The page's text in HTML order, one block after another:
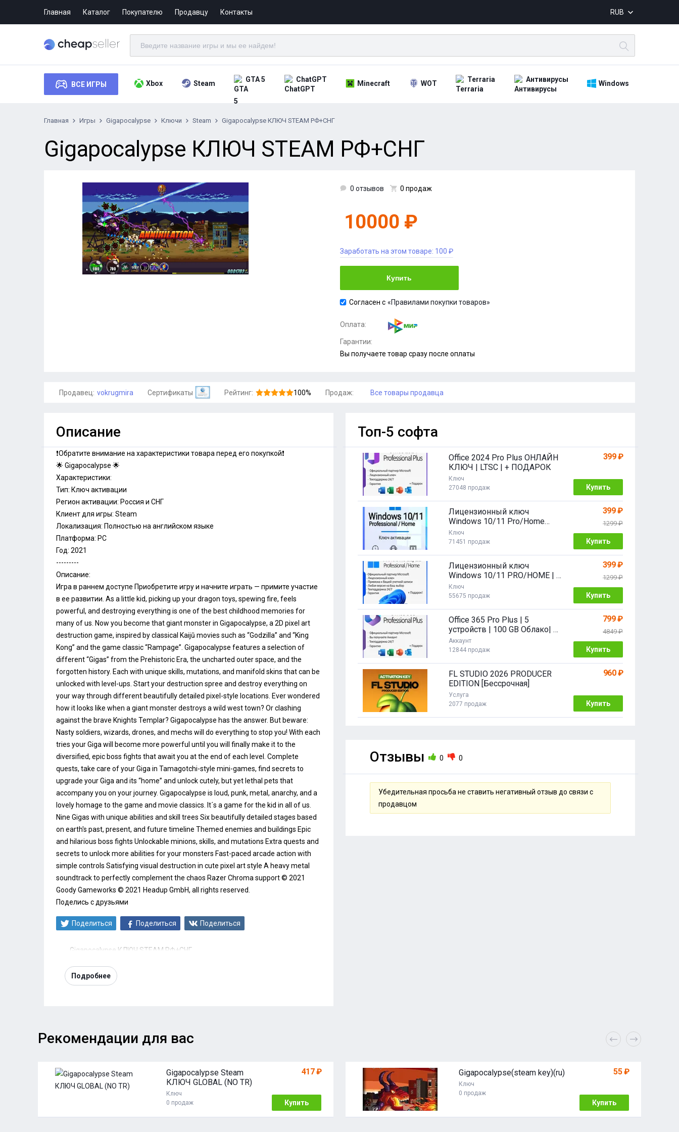
Главная Каталог Покупателю Продавцу Контакты RUB
ВСЕ ИГРЫ Xbox Steam GTA 5 ChatGPT Minecraft WOT Terraria Антивирусы Windows
Главная Игры Gigapocalypse Ключи Steam Gigapocalypse КЛЮЧ STEAM РФ+СНГ
Gigapocalypse КЛЮЧ STEAM РФ+СНГ
0 отзывов 0 продаж
10000 ₽
Заработать на этом товаре: 100 ₽
Купить
Согласен с «Правилами покупки товаров»
Оплата:
Гарантии:
Вы получаете товар сразу после оплаты
Продавец: vokrugmira Сертификаты Рейтинг: 100% Продаж: Все товары продавца
Описание
❗️Обратите внимание на характеристики товара перед его покупкой❗️
🌟 Gigapocalypse 🌟
Характеристики:
Тип: Ключ активации
Регион активации: Россия и СНГ
Клиент для игры: Steam
Локализация: Полностью на английском языке
Платформа: PC
Год: 2021
---------
Описание:
Игра в раннем доступе Приобретите игру и начните играть — примите участие
в ее развитии. As a little kid, picking up your dragon toys, spewing fire, feels
powerful, and destroying everything is one of the best childhood memories for
many of us. Now you become that giant monster in Gigapocalypse, a 2D pixel art
destruction game, inspired by classical Kaijū movies such as “Godzilla” and “King
Kong” and the game classic “Rampage”. Gigapocalypse features a selection of
different “Gigas” from the Prehistoric Era, the uncharted outer space, and the
forgotten history. Each with unique skills, mutations, and manifold skins that can be
unlocked with level-ups. Start your destruction spree and destroy everything on
your way through different beautifully detailed pixel-style locations. Ever wondered
how it looks like when a giant monster destroys a wild west town? Or clashing
against the brave Knights Templar? Gigapocalypse has the answer. But beware:
Nasty soldiers, wizards, drones, and mechs will do everything to stop you! With each
tries your Giga will become more powerful until you will finally make it to the
diversified, epic boss fights that await you at the end of each level. Complete
quests, take care of your Giga in Tamagotchi-style mini-games, find secrets to
upgrade your Giga and its “home” and unlock cutely, but yet lethal pets that
accompany you on your journey. Gigapocalypse is loud, punk, metal, anarchy, and a
lovely homage to the game and movie classics. It´s a game for the kid in all of us.
Nine Gigas with unique abilities and skill trees Six beautifully detailed stages based
on earth's past, present, and future timeline Themed enemies and buildings Epic
and hilarious boss fights Unlockable minions, skills, and mutations Extra quests and
secrets to unlock more abilities for your monsters Fast-paced arcade action with
simple controls Satisfying visual destruction in cute pixel art style A heavy metal
soundtrack to perfectly complement the chaos Razer Chroma support © 2021
Goody Gameworks © 2021 Headup GmbH, all rights reserved.
Поделись с друзьями
Поделиться Поделиться Поделиться
Gigapocalypse КЛЮЧ STEAM РФ+СНГ
Подробнее
Топ-5 софта
Office 2024 Pro Plus ОНЛАЙН
КЛЮЧ | LTSC | + ПОДАРОК
Ключ
27048 продаж
399 ₽
Купить
Лицензионный ключ
Windows 10/11 Pro/Home
32/64 bit
Ключ
71451 продаж
399 ₽
1299 ₽
Купить
Лицензионный ключ
Windows 10/11 PRO/HOME | с
привязкой
Ключ
55675 продаж
399 ₽
1299 ₽
Купить
Office 365 Pro Plus | 5
устройств | 100 GB Облако| 1
год
Аккаунт
12844 продаж
799 ₽
4849 ₽
Купить
FL STUDIO 2026 PRODUCER
EDITION [Бессрочная]
Услуга
2077 продаж
960 ₽
Купить
Отзывы 0 0
Убедительная просьба не ставить негативный отзыв до связи с
продавцом
Рекомендации для вас
Gigapocalypse Steam
КЛЮЧ GLOBAL (NO TR)
Ключ
0 продаж
417 ₽
Купить
Gigapocalypse(steam key)(ru)
Ключ
0 продаж
55 ₽
Купить